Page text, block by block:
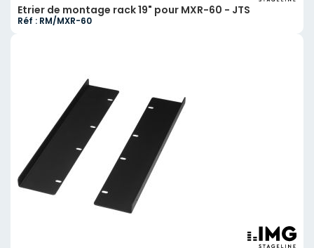
Etrier de montage rack 19" pour MXR-60 - JTS
Réf : RM/MXR-60